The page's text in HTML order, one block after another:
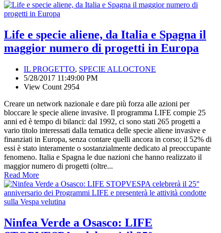
Life e specie aliene, da Italia e Spagna il
maggior numero di progetti in Europa
IL PROGETTO, SPECIE ALLOCTONE
5/28/2017 11:49:00 PM
View Count 2954
Creare un network nazionale e dare più forza alle azioni per
bloccare le specie aliene invasive. Il programma LIFE compie 25
anni ed è tempo di bilanci: dal 1992, ci sono stati 265 progetti a
vario titolo interessati dalla tematica delle specie aliene invasive e
finanziati in Europa, senza contare quelli ancora in corso; il 52% di
essi è stato interamente o sostanzialmente dedicato al preoccupante
fenomeno. Italia e Spagna le due nazioni che hanno realizzato il
maggior numero di progetti (oltre...
Read More
Ninfea Verde a Osasco: LIFE